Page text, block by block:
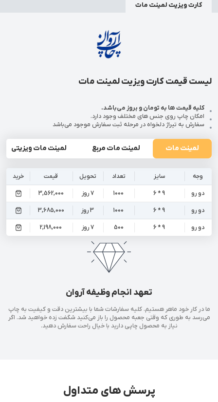
کارت ویزیت لمینت مات
لیست قیمت کارت ویزیت لمینت مات
کلیه قیمت ها به تومان و بروز می‌باشد.
امکان چاپ روی جنس های مختلف وجود دارد.
سفارش به تیراژ دلخواه در مرحله ثبت سفارش موجود می‌باشد
لمینت مات لمینت مات مربع لمینت مات ویزیتی
وجه سایز تعداد تحویل قیمت خرید
دو رو 9 * 6
1000 7 روز 3,562,000
دو رو 9 * 6
1000 3 روز 3,685,000
دو رو 9 * 6
500 7 روز 2,198,000
تعهد انجام وظیفه آروان
ما در کار خود ماهر هستیم. کلیه سفارشات شما با بیشترین دقت و کیفیت به چاپ
می‌رسد به طوری که وقتی جعبه محصول را باز می‌کنید شگفت زده خواهید شد. اگر
نیاز به محصول چاپی دارید با خیال راحت سفارش دهید.
پرسش های متداول